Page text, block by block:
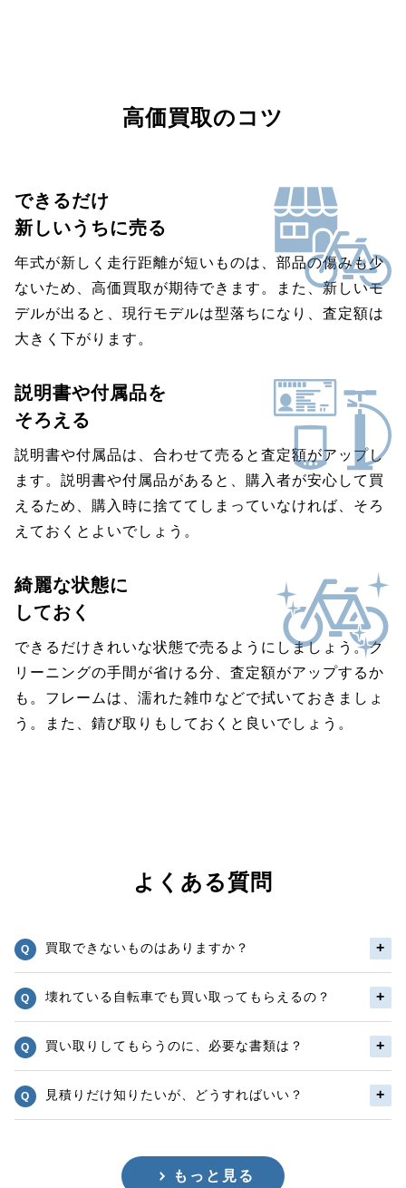
高価買取のコツ
できるだけ
新しいうちに売る
年式が新しく走行距離が短いものは、部品の傷みも少
ないため、高価買取が期待できます。また、新しいモ
デルが出ると、現行モデルは型落ちになり、査定額は
大きく下がります。
説明書や付属品を
そろえる
説明書や付属品は、合わせて売ると査定額がアップし
ます。説明書や付属品があると、購入者が安心して買
えるため、購入時に捨ててしまっていなければ、そろ
えておくとよいでしょう。
綺麗な状態に
しておく
できるだけきれいな状態で売るようにしましょう。ク
リーニングの手間が省ける分、査定額がアップするか
も。フレームは、濡れた雑巾などで拭いておきましょ
う。また、錆び取りもしておくと良いでしょう。
よくある質問
買取できないものはありますか？
壊れている自転車でも買い取ってもらえるの？
買い取りしてもらうのに、必要な書類は？
見積りだけ知りたいが、どうすればいい？
もっと見る